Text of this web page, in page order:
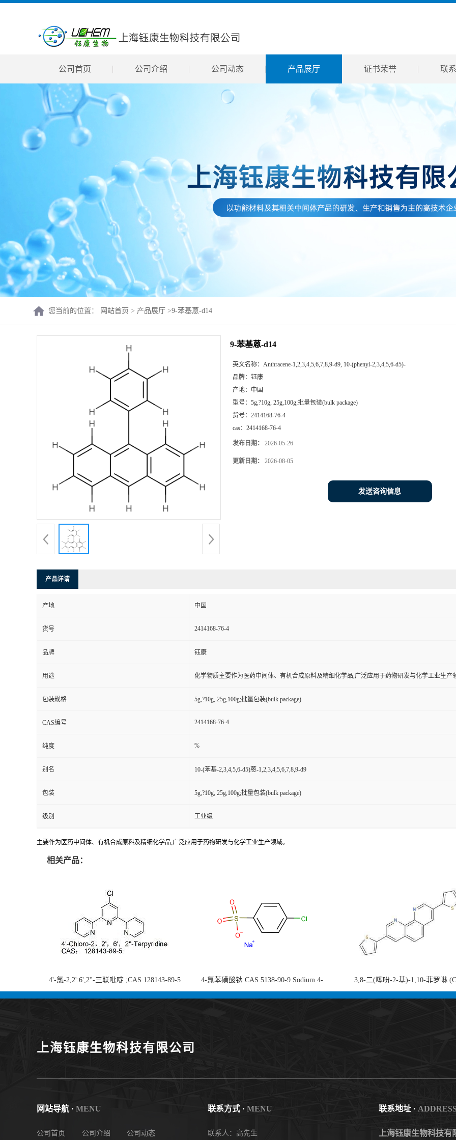
公司首页 公司介绍 公司动态 产品展厅 证书荣誉 联
您当前的位置： 网站首页 > 产品展厅 >9-苯基蒽-d14
9-苯基蒽-d14
英文名称： Anthracene-1,2,3,4,5,6,7,8,9-d9, 10-(phenyl-2,3,4,5,6-d5)-
品牌： 钰康
产地： 中国
型号： 5g,?10g, 25g,100g;批量包装(bulk package)
货号： 2414168-76-4
cas： 2414168-76-4
发布日期： 2026-05-26
更新日期： 2026-08-05
发送咨询信息
产品详请
产地 中国
货号 2414168-76-4
品牌 钰康
用途 化学物质主要作为医药中间体、有机合成原料及精细化学品,广泛应用于药物研发与化学工业生产
包装规格 5g,?10g, 25g,100g;批量包装(bulk package)
CAS编号 2414168-76-4
纯度 %
别名 10-(苯基-2,3,4,5,6-d5)蒽-1,2,3,4,5,6,7,8,9-d9
包装 5g,?10g, 25g,100g;批量包装(bulk package)
级别 工业级
主要作为医药中间体、有机合成原料及精细化学品,广泛应用于药物研发与化学工业生产领域。
相关产品：
4'-氯-2,2':6',2''-三联吡啶 ;CAS 128143-89-5
;4'-Chloro-2,2':6',2''-terpyridine;4-
4-氯苯磺酸钠 CAS 5138-90-9 Sodium 4-
chlorobenzenesulfonate 黄金产品 高纯度现货
3,8-二(噻吩-2-基)-1,10-菲罗啉
753491-32-6)1,10-Phenanthroline,
上海钰康生物科技有限公司
网站导航 · MENU
公司首页 公司介绍 公司动态
联系方式 · MENU
联系人：高先生
联系地址 ·
上海钰康生物科技有